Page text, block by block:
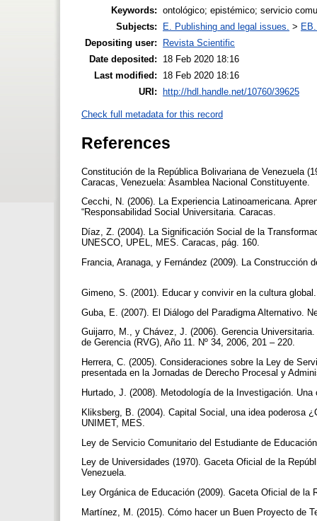
Keywords: ontológico; epistémico; servicio
Subjects:
E. Publishing and legal issues. >
Depositing user:
Revista Scientific
Date deposited:
18 Feb 2020 18:16
Last modified:
18 Feb 2020 18:16
URI: http://hdl.handle.net/10760/39625
Check full metadata for this record
References
Constitución de la República Bolivariana de Venezuela
Caracas, Venezuela: Asamblea Nacional Constituyente.
Cecchi, N. (2006). La Experiencia Latinoamericana.
“Responsabilidad Social Universitaria. Caracas.
Díaz, Z. (2004). La Significación Social de la
UNESCO, UPEL, MES. Caracas, pág. 160.
Francia, Aranaga, y Fernández (2009). La
Gimeno, S. (2001). Educar y convivir en la cultura
Guba, E. (2007). El Diálogo del Paradigma Alternativo.
Guijarro, M., y Chávez, J. (2006). Gerencia
de Gerencia (RVG), Año 11. Nº 34, 2006, 201 – 220.
Herrera, C. (2005). Consideraciones sobre la Ley de
presentada en la Jornadas de Derecho Procesal y
Hurtado, J. (2008). Metodología de la Investigación.
Kliksberg, B. (2004). Capital Social, una idea poderosa
UNIMET, MES.
Ley de Servicio Comunitario del Estudiante de
Ley de Universidades (1970). Gaceta Oficial de la
Venezuela.
Ley Orgánica de Educación (2009). Gaceta Oficial de
Martínez, M. (2015). Cómo hacer un Buen Proyecto de